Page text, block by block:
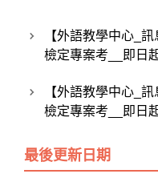
【外語教學中心_
檢定專案考__即日
【外語教學中心_
檢定專案考__即日
最後更新日期